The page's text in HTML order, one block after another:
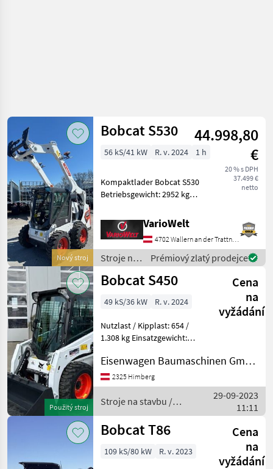
Nový stroj
Bobcat S530
44.998,80
€
20 % s DPH
37.499 €
netto
56 kS/41 kW R. v. 2024 1 h
Kompaktlader Bobcat S530
Betriebsgewicht: 2952 kg
Nutzlast: 911 kg
Förderleistung Standard
Hydraulik: 64, 7 l/min
Motor: Bobcat 2, 4 l
VarioWelt
4702 Wallern an der Trattnach
Stroje na
stavbu /
Bobcat
Prémiový zlatý prodejce
Použitý stroj
Bobcat S450
Cena
na
vyžádání
49 kS/36 kW R. v. 2024
Nutzlast / Kipplast: 654 /
1.308 kg Einsatzgewicht:
Sämtlich Anbaugeräte auf
Anfrage Palivo: Stroje na
stavbu Kompaktný
nakladač
Eisenwagen Baumaschinen GmbH
2325 Himberg
Stroje na stavbu /
Bobcat
29-09-2023
11:11
Bobcat T86
Cena
na
vyžádání
109 kS/80 kW R. v. 2023